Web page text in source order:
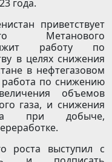
года.
приветствует
Метанового
работу по
в целях снижения
в нефтегазовом
работа по снижению
объемов
газа, и снижения
при добыче,
роста выступил с